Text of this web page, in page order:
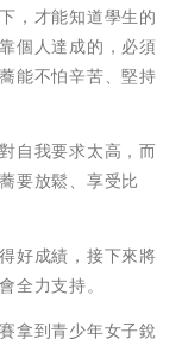
，才能知道學生的
個人達成的，必須
能不怕辛苦、堅持
自我要求太高，而
要放鬆、享受比
好成績，接下來將
全力支持。
拿到青少年女子銳